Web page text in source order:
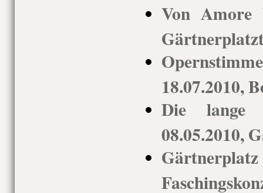
Von Amore
18.07.2010,
Die lange
08.05.2010,